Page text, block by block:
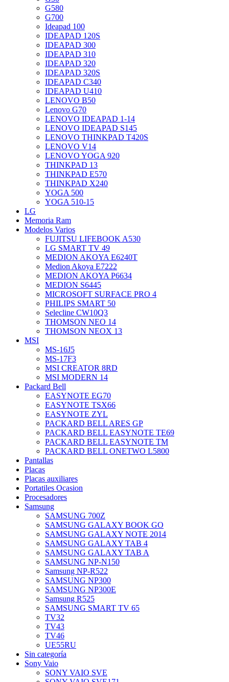
G580
G700
Ideapad 100
IDEAPAD 120S
IDEAPAD 300
IDEAPAD 310
IDEAPAD 320
IDEAPAD 320S
IDEAPAD C340
IDEAPAD U410
LENOVO B50
Lenovo G70
LENOVO IDEAPAD 1-14
LENOVO IDEAPAD S145
LENOVO THINKPAD T420S
LENOVO V14
LENOVO YOGA 920
THINKPAD 13
THINKPAD E570
THINKPAD X240
YOGA 500
YOGA 510-15
LG
Memoria Ram
Modelos Varios
FUJITSU LIFEBOOK A530
LG SMART TV 49
MEDION AKOYA E6240T
Medion Akoya E7222
MEDION AKOYA P6634
MEDION S6445
MICROSOFT SURFACE PRO 4
PHILIPS SMART 50
Selecline CW10Q3
THOMSON NEO 14
THOMSON NEOX 13
MSI
MS-16J5
MS-17F3
MSI CREATOR 8RD
MSI MODERN 14
Packard Bell
EASYNOTE EG70
EASYNOTE TSX66
EASYNOTE ZYL
PACKARD BELL ARES GP
PACKARD BELL EASYNOTE TE69
PACKARD BELL EASYNOTE TM
PACKARD BELL ONETWO L5800
Pantallas
Placas
Placas auxiliares
Portatiles Ocasion
Procesadores
Samsung
SAMSUNG 700Z
SAMSUNG GALAXY BOOK GO
SAMSUNG GALAXY NOTE 2014
SAMSUNG GALAXY TAB 4
SAMSUNG GALAXY TAB A
SAMSUNG NP-N150
Samsung NP-R522
SAMSUNG NP300
SAMSUNG NP300E
Samsung R525
SAMSUNG SMART TV 65
TV32
TV43
TV46
UE55RU
Sin categoría
Sony Vaio
SONY VAIO SVE